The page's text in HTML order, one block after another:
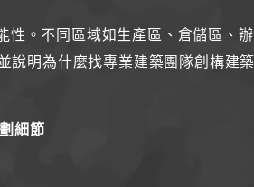
。不同區域如生產區、倉儲區、
明為什麼找專業建築團隊創構建
細節